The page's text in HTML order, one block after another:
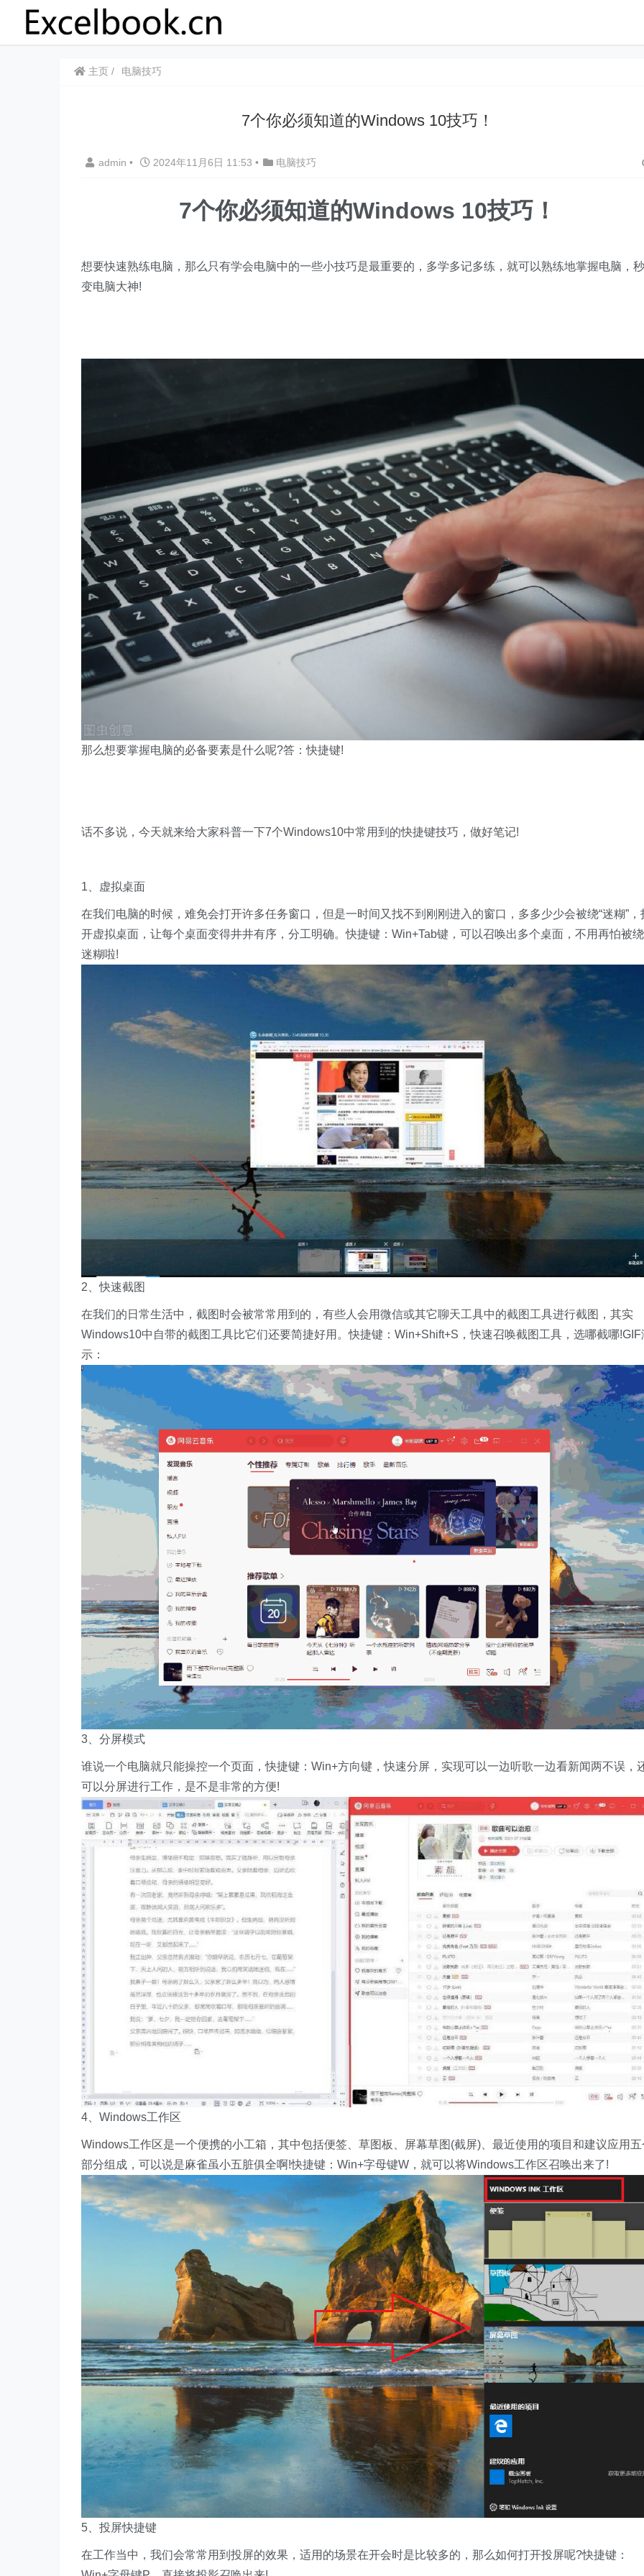
主页 电脑技巧
7个你必须知道的Windows 10技巧！
admin • 2024年11月6日 11:53 • 电脑技巧
7个你必须知道的Windows 10技巧！
想要快速熟练电脑，那么只有学会电脑中的一些小技巧是最重要的，多学多记多练，就可以熟练地掌握电脑，秒
变电脑大神!
那么想要掌握电脑的必备要素是什么呢?答：快捷键!
话不多说，今天就来给大家科普一下7个Windows10中常用到的快捷键技巧，做好笔记!
1、虚拟桌面
在我们电脑的时候，难免会打开许多任务窗口，但是一时间又找不到刚刚进入的窗口，多多少少会被绕“迷糊”，
开虚拟桌面，让每个桌面变得井井有序，分工明确。快捷键：Win+Tab键，可以召唤出多个桌面，不用再怕被绕
迷糊啦!
2、快速截图
在我们的日常生活中，截图时会被常常用到的，有些人会用微信或其它聊天工具中的截图工具进行截图，其实
Windows10中自带的截图工具比它们还要简捷好用。快捷键：Win+Shift+S，快速召唤截图工具，选哪截哪!GIF
示：
3、分屏模式
谁说一个电脑就只能操控一个页面，快捷键：Win+方向键，快速分屏，实现可以一边听歌一边看新闻两不误，
可以分屏进行工作，是不是非常的方便!
4、Windows工作区
Windows工作区是一个便携的小工箱，其中包括便签、草图板、屏幕草图(截屏)、最近使用的项目和建议应用五
部分组成，可以说是麻雀虽小五脏俱全啊!快捷键：Win+字母键W，就可以将Windows工作区召唤出来了!
5、投屏快捷键
在工作当中，我们会常常用到投屏的效果，适用的场景在开会时是比较多的，那么如何打开投屏呢?快捷键：